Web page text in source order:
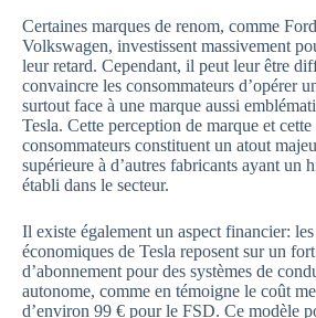
Certaines marques de renom, comme
Volkswagen, investissent massivement
leur retard. Cependant, il peut leur être
convaincre les consommateurs d’opérer
surtout face à une marque aussi
Tesla. Cette perception de marque et
consommateurs constituent un atout
supérieure à d’autres fabricants ayant un
établi dans le secteur.
Il existe également un aspect financier:
économiques de Tesla reposent sur un
d’abonnement pour des systèmes de
autonome, comme en témoigne le coût
d’environ 99 € pour le FSD. Ce modèle